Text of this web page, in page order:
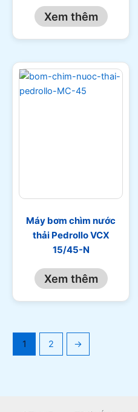
Xem thêm
Máy bơm chìm nước
thải Pedrollo VCX
15/45-N
Xem thêm
1 2 →